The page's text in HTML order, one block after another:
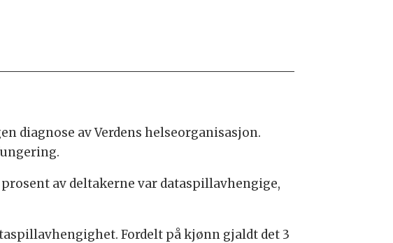
diagnose av Verdens helseorganisasjon.
av deltakerne var dataspillavhengige,
Fordelt på kjønn gjaldt det 3